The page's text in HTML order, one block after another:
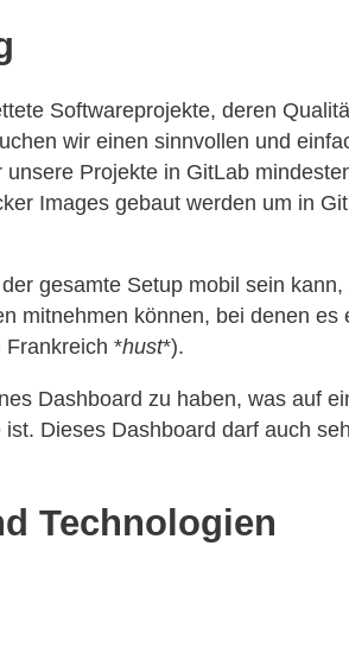
Softwareprojekte, deren
wir einen sinnvollen und
Projekte in GitLab
Images gebaut werden um in
gesamte Setup mobil sein
mitnehmen können, bei denen es
Frankreich *hust*).
Dashboard zu haben, was auf
Dieses Dashboard darf auch
Technologien